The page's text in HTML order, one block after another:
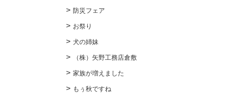
防災フェア
お祭り
犬の姉妹
（株）矢野工務店倉敷
家族が増えました
もぅ秋ですね